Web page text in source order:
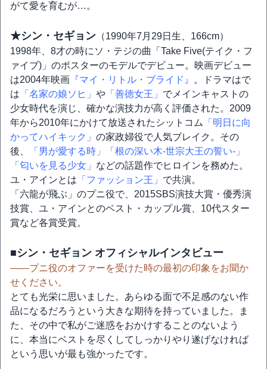
がて愛を育むが…。
★シン・セギョン （1990年7月29日生、166cm）
1998年、8才の時にソ・テジの曲「Take Five(テイク・フ
ァイブ)」のポスターのモデルでデビュー。映画デビュー
は2004年映画 『マイ・リトル・ブライド』
。ドラマはで
は 「名家の娘ソヒ」 や 「善徳女王」 でメインキャストの
少女時代を演じ、確かな演技力が高く評価された。2009
年から2010年にかけて放送されたシットコム
「明日に向
かってハイキック」 の家政婦役で人気ブレイク。その
後、
「男が愛する時」
「根の深い木-世宗大王の誓い-」
「匂いを見る少女」 などの話題作でヒロインを務めた。
ユ・アインとは 「ファッション王」 で共演。
「六龍が飛ぶ」のプニ役で、2015SBS演技大賞・優秀演
技賞、ユ・アインとのベスト・カップル賞、10代スター
賞など各賞受賞。
■シン・セギョン オフィシャルインタビュー
――プニ役のオファーを受けた時の最初の印象をお聞か
せください。
とても光栄に思いました。あらゆる面で不足感のない作
品になるだろうという大きな期待を持っていました。ま
た、その中で私がご迷惑をおかけすることのないよう
に、本当にベストを尽くしてしっかりやり遂げなければ
という思いが最も強かったです。